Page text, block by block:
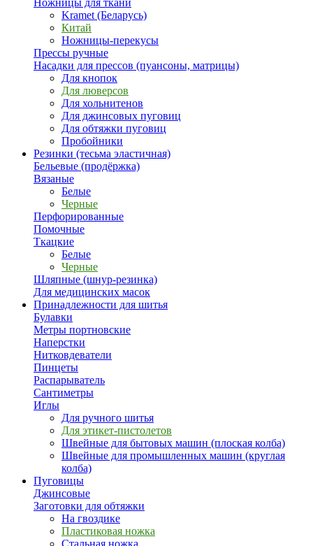
Ножницы для ткани
Kramet (Беларусь)
Китай
Ножницы-перекусы
Прессы ручные
Насадки для прессов (пуансоны, матрицы)
Для кнопок
Для люверсов
Для хольнитенов
Для джинсовых пуговиц
Для обтяжки пуговиц
Пробойники
Резинки (тесьма эластичная)
Бельевые (продёржка)
Вязаные
Белые
Черные
Перфорированные
Помочные
Ткацкие
Белые
Черные
Шляпные (шнур-резинка)
Для медицинских масок
Принадлежности для шитья
Булавки
Метры портновские
Наперстки
Нитковдеватели
Пинцеты
Распарыватель
Сантиметры
Иглы
Для ручного шитья
Для этикет-пистолетов
Швейные для бытовых машин (плоская колба)
Швейные для промышленных машин (круглая
колба)
Пуговицы
Джинсовые
Заготовки для обтяжки
На гвоздике
Пластиковая ножка
Стальная ножка